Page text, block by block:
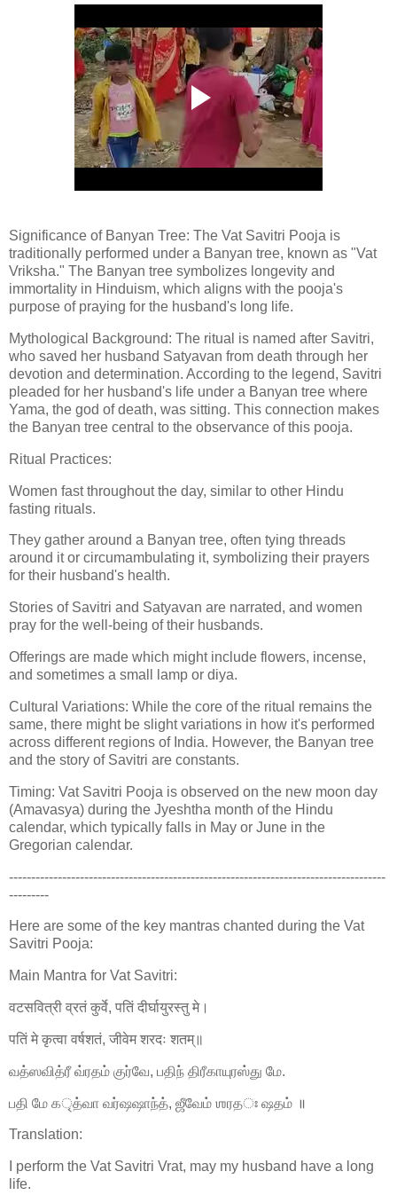
Significance of Banyan Tree: The Vat Savitri Pooja is
traditionally performed under a Banyan tree, known as "Vat
Vriksha." The Banyan tree symbolizes longevity and
immortality in Hinduism, which aligns with the pooja's
purpose of praying for the husband's long life.
Mythological Background: The ritual is named after Savitri,
who saved her husband Satyavan from death through her
devotion and determination. According to the legend, Savitri
pleaded for her husband's life under a Banyan tree where
Yama, the god of death, was sitting. This connection makes
the Banyan tree central to the observance of this pooja.
Ritual Practices:
Women fast throughout the day, similar to other Hindu
fasting rituals.
They gather around a Banyan tree, often tying threads
around it or circumambulating it, symbolizing their prayers
for their husband's health.
Stories of Savitri and Satyavan are narrated, and women
pray for the well-being of their husbands.
Offerings are made which might include flowers, incense,
and sometimes a small lamp or diya.
Cultural Variations: While the core of the ritual remains the
same, there might be slight variations in how it's performed
across different regions of India. However, the Banyan tree
and the story of Savitri are constants.
Timing: Vat Savitri Pooja is observed on the new moon day
(Amavasya) during the Jyeshtha month of the Hindu
calendar, which typically falls in May or June in the
Gregorian calendar.
-------------------------------------------------------------------------------------
---------
Here are some of the key mantras chanted during the Vat
Savitri Pooja:
Main Mantra for Vat Savitri:
वटसवित्री व्रतं कुर्वे, पतिं दीर्घायुरस्तु मे।
पतिं मे कृत्वा वर्षशतं, जीवेम शरदः शतम्॥
வத்ஸவித்ரீ வ்ரதம் குர்வே, பதிந் திரீகாயுரஸ்து மே.
பதி மே கৃத்வா வர்ஷஷாந்த், ஜீவேம் ஶரதঃ ஷதம் ॥
Translation:
I perform the Vat Savitri Vrat, may my husband have a long
life.